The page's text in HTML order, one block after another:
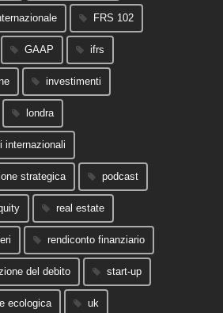
FRS 102
GAAP ifrs
investimenti
londra
internazionali
strategica podcast
real estate
rendiconto finanziario
del debito start-up
ecologica uk